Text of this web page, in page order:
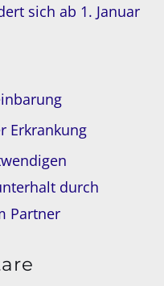
sich ab 1. Januar
Erkrankung
durch
Partner